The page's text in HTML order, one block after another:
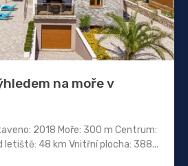
na moře v
2018 Moře: 300 m Centrum:
letiště: 48 km Vnitřní plocha: 388...